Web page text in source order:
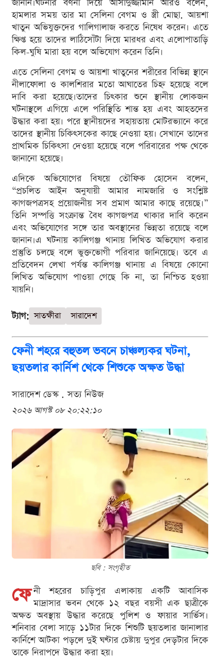
জানান।ঘটনার বর্ণনা দিয়ে আসাদুজ্জামান আরও বলেন,
হামলার সময় তার মা সেলিনা বেগম ও স্ত্রী মোছা. আয়শা
খাতুন অভিযুক্তদের গালিগালাজ করতে নিষেধ করেন। এতে
ক্ষিপ্ত হয়ে তাদের লাঠিসোঁটা দিয়ে মারধর এবং এলোপাতাড়ি
কিল-ঘুষি মারা হয় বলে অভিযোগ করেন তিনি।
এতে সেলিনা বেগম ও আয়শা খাতুনের শরীরের বিভিন্ন স্থানে
নীলাফোলা ও কালশিরার মতো আঘাতের চিহ্ন হয়েছে বলে
দাবি করা হয়েছে।তাদের চিৎকার শুনে স্থানীয় লোকজন
ঘটনাস্থলে এগিয়ে এলে পরিস্থিতি শান্ত হয় এবং আহতদের
উদ্ধার করা হয়। পরে স্থানীয়দের সহায়তায় মোটরভ্যানে করে
তাদের স্থানীয় চিকিৎসকের কাছে নেওয়া হয়। সেখানে তাদের
প্রাথমিক চিকিৎসা দেওয়া হয়েছে বলে পরিবারের পক্ষ থেকে
জানানো হয়েছে।
এদিকে অভিযোগের বিষয়ে তৌফিক হোসেন বলেন,
“প্রচলিত আইন অনুযায়ী আমার নামজারি ও সংশ্লিষ্ট
কাগজপত্রসহ প্রয়োজনীয় সব প্রমাণ আমার কাছে রয়েছে।”
তিনি সম্পত্তি সংক্রান্ত বৈধ কাগজপত্র থাকার দাবি করেন
এবং অভিযোগের সঙ্গে তার অবস্থানের ভিন্নতা রয়েছে বলে
জানান।এ ঘটনায় কালিগঞ্জ থানায় লিখিত অভিযোগ করার
প্রস্তুতি চলছে বলে ভুক্তভোগী পরিবার জানিয়েছে। তবে এ
প্রতিবেদন লেখা পর্যন্ত কালিগঞ্জ থানায় এ বিষয়ে কোনো
লিখিত অভিযোগ পাওয়া গেছে কি না, তা নিশ্চিত হওয়া
যায়নি।
ট্যাগ: সাতক্ষীরা সারাদেশ
ফেনী শহরে বহুতল ভবনে চাঞ্চল্যকর ঘটনা,
ছয়তলার কার্নিশ থেকে শিশুকে অক্ষত উদ্ধা
সারাদেশ ডেস্ক . সত্য নিউজ
২০২৬ আগস্ট ০৮ ২০:২২:১০
ছবি : সংগৃহীত
ফে নী শহরের চাড়িপুর এলাকায় একটি আবাসিক
মাদ্রাসার ভবন থেকে ১২ বছর বয়সী এক ছাত্রীকে
অক্ষত অবস্থায় উদ্ধার করেছে পুলিশ ও ফায়ার সার্ভিস।
শনিবার বেলা সাড়ে ১১টার দিকে শিশুটি ছয়তলার জানালার
কার্নিশে আটকা পড়লে দুই ঘণ্টার চেষ্টায় দুপুর দেড়টার দিকে
তাকে নিরাপদে উদ্ধার করা হয়।